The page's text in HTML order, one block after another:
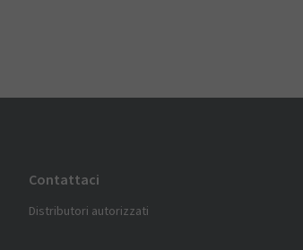
Contattaci
Distributori autorizzati